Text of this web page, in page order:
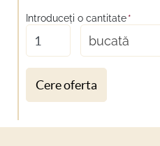
Introduceţi o cantitate*
bucată
Cere oferta